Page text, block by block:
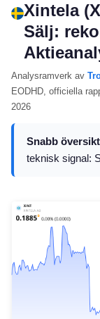
Xintela
Sälj:
Analysramverk av
EODHD, officiella
2026
Snabb
teknisk signal: